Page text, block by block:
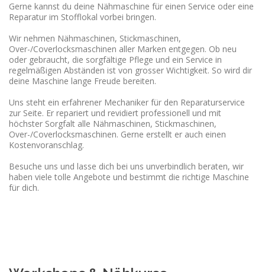
Gerne kannst du deine Nähmaschine für einen Service oder eine
Reparatur im Stofflokal vorbei bringen.
Wir nehmen Nähmaschinen, Stickmaschinen,
Over-/Coverlocksmaschinen aller Marken entgegen. Ob neu
oder gebraucht, die sorgfältige Pflege und ein Service in
regelmäßigen Abständen ist von grosser Wichtigkeit. So wird dir
deine Maschine lange Freude bereiten.
Uns steht ein erfahrener Mechaniker für den Reparaturservice
zur Seite. Er repariert und revidiert professionell und mit
höchster Sorgfalt alle Nähmaschinen, Stickmaschinen,
Over-/Coverlocksmaschinen. Gerne erstellt er auch einen
Kostenvoranschlag.
Besuche uns und lasse dich bei uns unverbindlich beraten, wir
haben viele tolle Angebote und bestimmt die richtige Maschine
für dich.